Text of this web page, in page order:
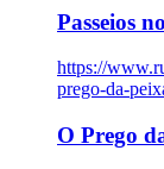
Passeios
https://
prego-da-
O Prego